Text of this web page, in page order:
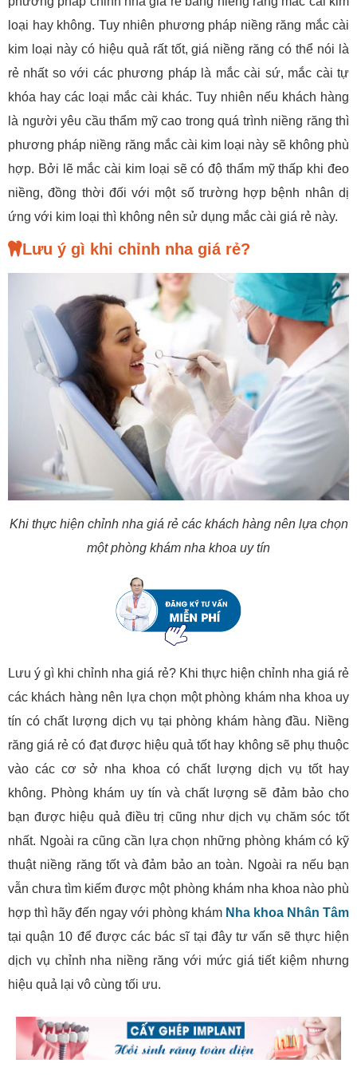
loại hay không. Tuy nhiên phương pháp niềng răng mắc cài
kim loại này có hiệu quả rất tốt, giá niềng răng có thể nói là
rẻ nhất so với các phương pháp là mắc cài sứ, mắc cài tự
khóa hay các loại mắc cài khác. Tuy nhiên nếu khách hàng
là người yêu cầu thẩm mỹ cao trong quá trình niềng răng thì
phương pháp niềng răng mắc cài kim loại này sẽ không phù
hợp. Bởi lẽ mắc cài kim loại sẽ có độ thẩm mỹ thấp khi đeo
niềng, đồng thời đối với một số trường hợp bệnh nhân dị
ứng với kim loại thì không nên sử dụng mắc cài giá rẻ này.
Lưu ý gì khi chỉnh nha giá rẻ?
Khi thực hiện chỉnh nha giá rẻ các khách hàng nên lựa chọn
một phòng khám nha khoa uy tín
Lưu ý gì khi chỉnh nha giá rẻ? Khi thực hiện chỉnh nha giá rẻ
các khách hàng nên lựa chọn một phòng khám nha khoa uy
tín có chất lượng dịch vụ tại phòng khám hàng đầu. Niềng
răng giá rẻ có đạt được hiệu quả tốt hay không sẽ phụ thuộc
vào các cơ sở nha khoa có chất lượng dịch vụ tốt hay
không. Phòng khám uy tín và chất lượng sẽ đảm bảo cho
bạn được hiệu quả điều trị cũng như dịch vụ chăm sóc tốt
nhất. Ngoài ra cũng cần lựa chọn những phòng khám có kỹ
thuật niềng răng tốt và đảm bảo an toàn. Ngoài ra nếu bạn
vẫn chưa tìm kiếm được một phòng khám nha khoa nào phù
hợp thì hãy đến ngay với phòng khám Nha khoa Nhân Tâm
tại quận 10 để được các bác sĩ tại đây tư vấn sẽ thực hiện
dịch vụ chỉnh nha niềng răng với mức giá tiết kiệm nhưng
hiệu quả lại vô cùng tối ưu.